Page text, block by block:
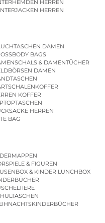
HERREN
HERREN
DAMEN
BAGS
& DAMENTÜCHER
DAMEN
KOFFER
HERREN
BAG
& FIGUREN
& KINDER LUNCHBOX
KINDERGARTENBEUTEL